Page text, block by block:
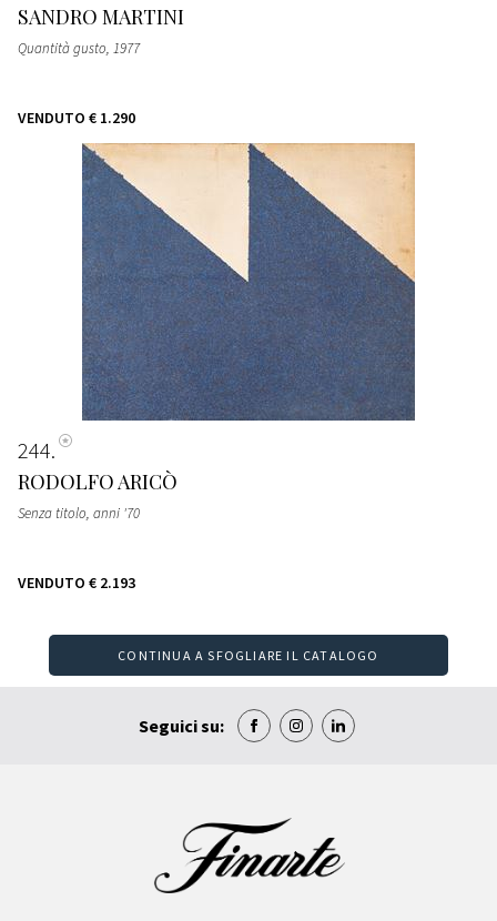
SANDRO MARTINI
Quantità gusto, 1977
VENDUTO € 1.290
244
RODOLFO ARICÒ
Senza titolo, anni '70
VENDUTO € 2.193
CONTINUA A SFOGLIARE IL CATALOGO
Seguici su: